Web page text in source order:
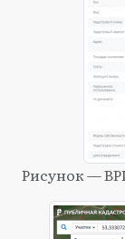
Рисунок —